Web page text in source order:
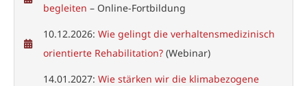
begleiten – Online-Fortbildung
10.12.2026: Wie gelingt die verhaltensmedizinisch
orientierte Rehabilitation? (Webinar)
14.01.2027: Wie stärken wir die klimabezogene